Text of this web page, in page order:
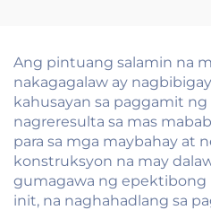
Pambahay, at Pang-
industriya na Gamit
Ang pintuang salamin na
nakagagalaw ay
kahusayan sa paggamit
nagreresulta sa mas
para sa mga maybahay at
konstruksyon na may
gumagawa ng epektibong
init, na naghahadlang sa